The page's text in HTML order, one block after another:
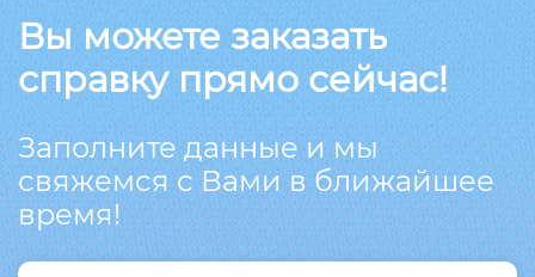
Вы можете заказать
справку прямо сейчас!
Заполните данные и мы
свяжемся с Вами в ближайшее
время!